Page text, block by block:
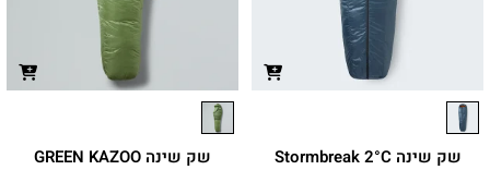
שק שינה Stormbreak 2°C
שק שינה GREEN KAZOO